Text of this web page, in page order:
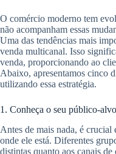
O comércio moderno tem
não acompanham essas
Uma das tendências mais
venda multicanal. Isso
venda, proporcionando ao
Abaixo, apresentamos cinco
utilizando essa estratégia.
1. Conheça o seu público-alvo
Antes de mais nada, é
onde ele está. Diferentes
distintas quanto aos canais